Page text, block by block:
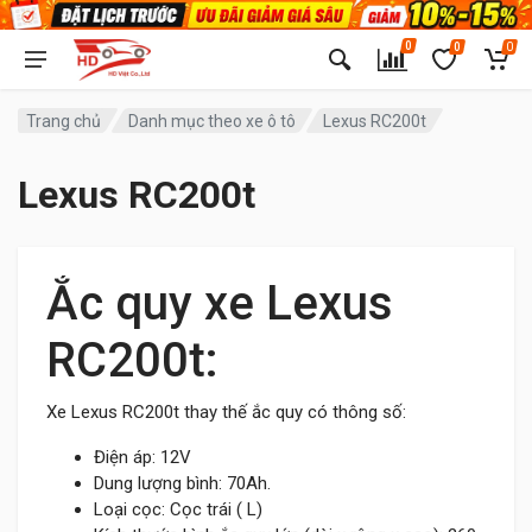
0 0 0
Trang chủ Danh mục theo xe ô tô Lexus RC200t
Lexus RC200t
Ắc quy xe Lexus
RC200t:
Xe Lexus RC200t thay thế ắc quy có thông số:
Điện áp: 12V
Dung lượng bình: 70Ah.
Loại cọc: Cọc trái ( L)